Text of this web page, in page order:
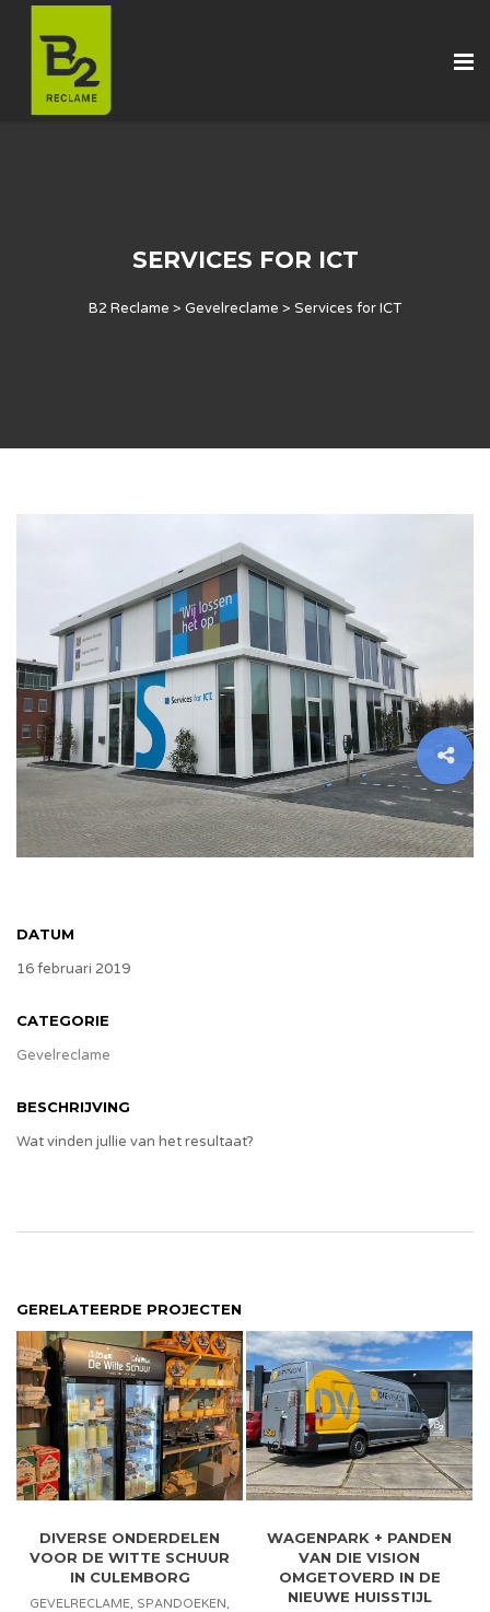
SERVICES FOR ICT
B2 Reclame > Gevelreclame > Services for ICT
DATUM
16 februari 2019
CATEGORIE
Gevelreclame
BESCHRIJVING
Wat vinden jullie van het resultaat?
GERELATEERDE PROJECTEN
DIVERSE ONDERDELEN
VOOR DE WITTE SCHUUR
IN CULEMBORG
GEVELRECLAME, SPANDOEKEN,
WAGENPARK + PANDEN
VAN DIE VISION
OMGETOVERD IN DE
NIEUWE HUISSTIJL